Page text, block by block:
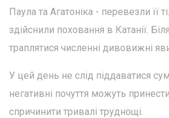
Паула та Агатоніка - перевезли її
здійснили поховання в Катанії.
траплятися численні дивовижні
У цей день не слід піддаватися
негативні почуття можуть
спричинити тривалі труднощі.